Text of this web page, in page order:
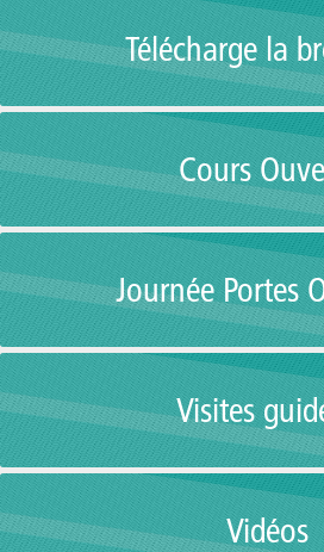
Télécharge la
Cours
Journée Portes
Visites
Vidéos